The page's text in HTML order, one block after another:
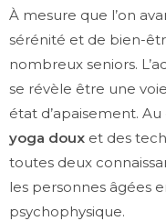
À mesure que l’on
sérénité et de bien-
nombreux seniors.
se révèle être une
état d’apaisement.
yoga doux et des
toutes deux
les personnes âgées
psychophysique.